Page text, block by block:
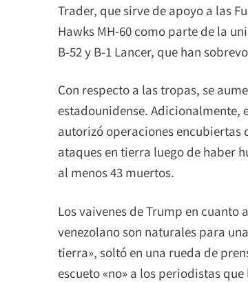
Trader, que sirve de apoyo a las
Hawks MH-60 como parte de la
B-52 y B-1 Lancer, que han
Con respecto a las tropas, se
estadounidense. Adicionalmente,
autorizó operaciones encubiertas
ataques en tierra luego de haber
al menos 43 muertos.
Los vaivenes de Trump en
venezolano son naturales para
tierra», soltó en una rueda de
escueto «no» a los periodistas